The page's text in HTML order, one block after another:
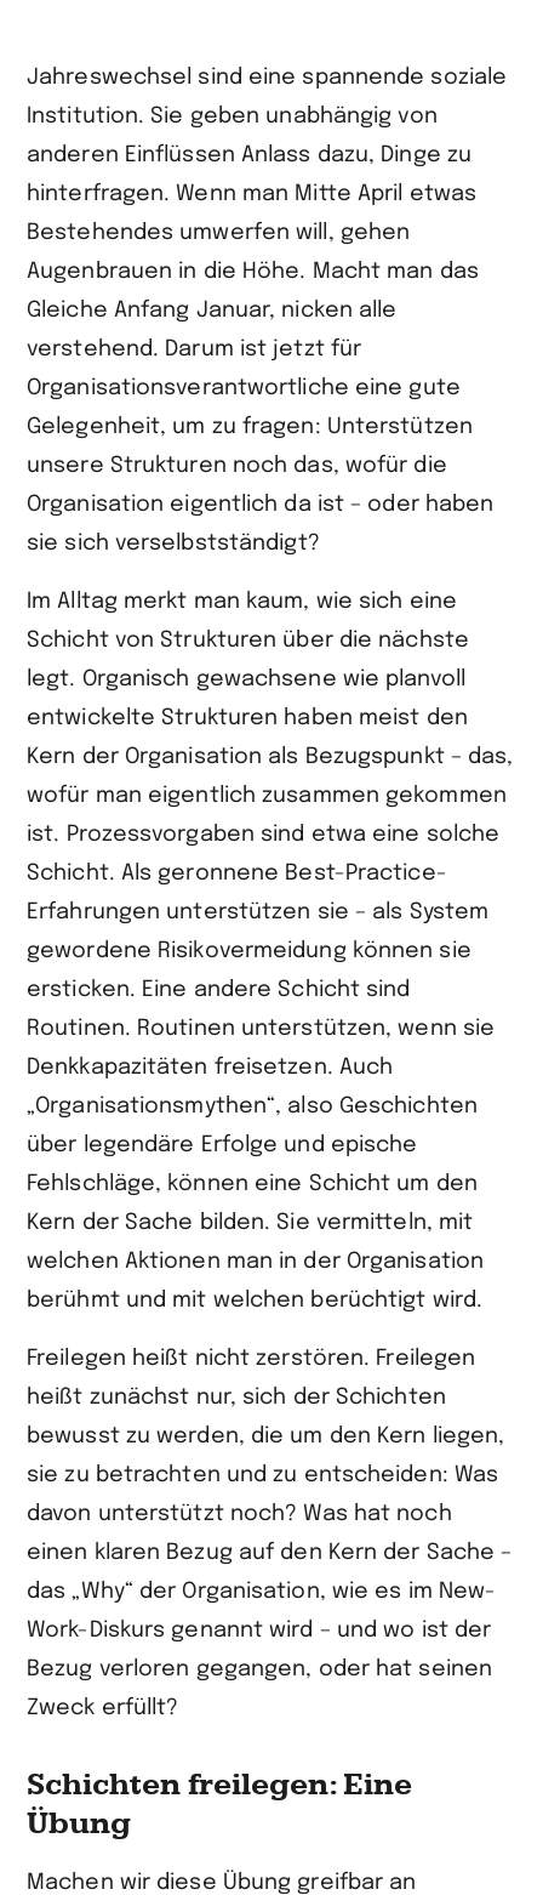
auf
LinkedIn
teilen
Jahreswechsel sind eine spannende soziale
Institution. Sie geben unabhängig von
anderen Einflüssen Anlass dazu, Dinge zu
hinterfragen. Wenn man Mitte April etwas
Bestehendes umwerfen will, gehen
Augenbrauen in die Höhe. Macht man das
Gleiche Anfang Januar, nicken alle
verstehend. Darum ist jetzt für
Organisationsverantwortliche eine gute
Gelegenheit, um zu fragen: Unterstützen
unsere Strukturen noch das, wofür die
Organisation eigentlich da ist – oder haben
sie sich verselbstständigt?
Im Alltag merkt man kaum, wie sich eine
Schicht von Strukturen über die nächste
legt. Organisch gewachsene wie planvoll
entwickelte Strukturen haben meist den
Kern der Organisation als Bezugspunkt – das,
wofür man eigentlich zusammen gekommen
ist. Prozessvorgaben sind etwa eine solche
Schicht. Als geronnene Best-Practice-
Erfahrungen unterstützen sie – als System
gewordene Risikovermeidung können sie
ersticken. Eine andere Schicht sind
Routinen. Routinen unterstützen, wenn sie
Denkkapazitäten freisetzen. Auch
„Organisationsmythen“, also Geschichten
über legendäre Erfolge und epische
Fehlschläge, können eine Schicht um den
Kern der Sache bilden. Sie vermitteln, mit
welchen Aktionen man in der Organisation
berühmt und mit welchen berüchtigt wird.
Freilegen heißt nicht zerstören. Freilegen
heißt zunächst nur, sich der Schichten
bewusst zu werden, die um den Kern liegen,
sie zu betrachten und zu entscheiden: Was
davon unterstützt noch? Was hat noch
einen klaren Bezug auf den Kern der Sache –
das „Why“ der Organisation, wie es im New-
Work-Diskurs genannt wird – und wo ist der
Bezug verloren gegangen, oder hat seinen
Zweck erfüllt?
Schichten freilegen: Eine
Übung
Machen wir diese Übung greifbar an